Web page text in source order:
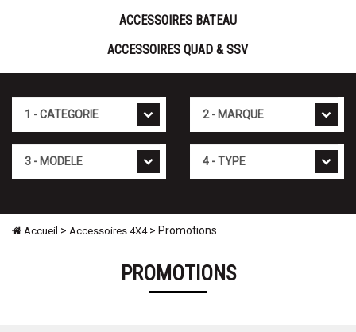
ACCESSOIRES BATEAU
ACCESSOIRES QUAD & SSV
Accueil > Accessoires 4X4> Promotions
PROMOTIONS